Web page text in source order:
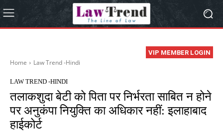
VIP MEMBER LOGIN
Home Law Trend -Hindi
LAW TREND -HINDI
तलाकशुदा बेटी को पिता पर निर्भरता साबित न होने
पर अनुकंपा नियुक्ति का अधिकार नहीं: इलाहाबाद
हाईकोर्ट